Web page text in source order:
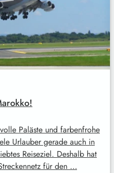
Paläste und farbenfrohe
Urlauber gerade auch in
Reiseziel. Deshalb hat
für den …